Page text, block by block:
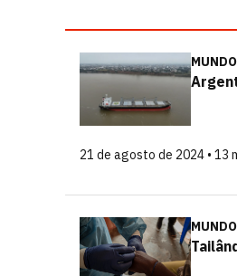
MUNDO
21 de agosto de 2024 • 13
MUNDO